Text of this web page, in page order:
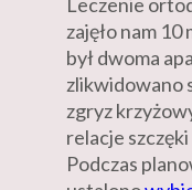
zajęło nam
był dwoma
zlikwidowano
zgryz
relacje
Podczas